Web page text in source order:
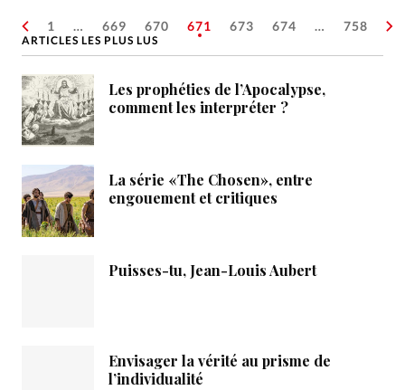
1 … 669 670 671 673 674 … 758
ARTICLES LES PLUS LUS
Les prophéties de l’Apocalypse,
comment les interpréter ?
La série «The Chosen», entre
engouement et critiques
Puisses-tu, Jean-Louis Aubert
Envisager la vérité au prisme de
l’individualité